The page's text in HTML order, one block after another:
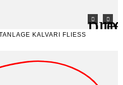
KALVARI FLIESS